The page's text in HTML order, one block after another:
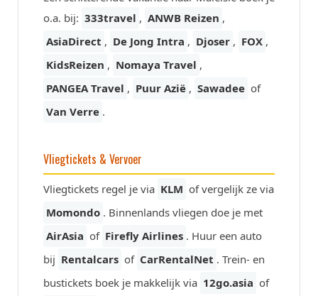
o.a. bij: 333travel , ANWB Reizen ,
AsiaDirect , De Jong Intra , Djoser , FOX ,
KidsReizen , Nomaya Travel ,
PANGEA Travel , Puur Azië , Sawadee of
Van Verre .
Vliegtickets & Vervoer
Vliegtickets regel je via KLM of vergelijk ze via
Momondo . Binnenlands vliegen doe je met
AirAsia of Firefly Airlines . Huur een auto
bij Rentalcars of CarRentalNet . Trein- en
bustickets boek je makkelijk via 12go.asia of